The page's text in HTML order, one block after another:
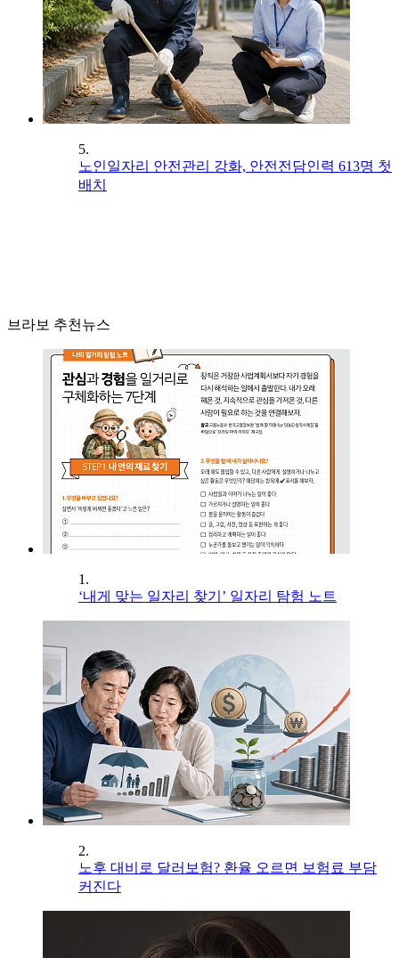
5.
노인일자리 안전관리 강화, 안전전담인력 613명 첫
배치
브라보 추천뉴스
1.
‘내게 맞는 일자리 찾기’ 일자리 탐험 노트
2.
노후 대비로 달러보험? 환율 오르면 보험료 부담
커진다